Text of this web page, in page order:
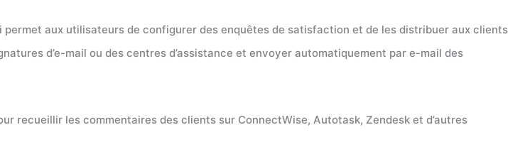
aux utilisateurs de configurer des enquêtes de satisfaction et de les distribuer aux clients
d’e-mail ou des centres d’assistance et envoyer automatiquement par e-mail des
recueillir les commentaires des clients sur ConnectWise, Autotask, Zendesk et d’autres